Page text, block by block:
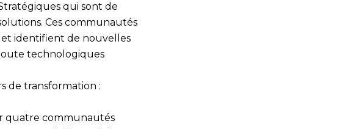
qui sont de
Ces communautés
identifient de nouvelles
technologiques
de transformation :
quatre communautés